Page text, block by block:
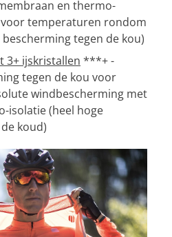
en thermo-
temperaturen rondom
tegen de kou)
3+ ijskristallen ***+ -
tegen de kou voor
windbescherming met
isolatie (heel hoge
koud)